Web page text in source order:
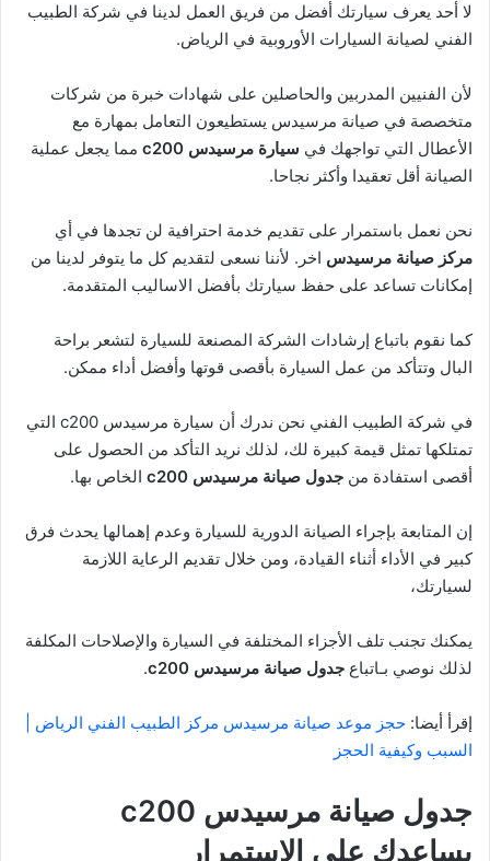
لا أحد يعرف سيارتك أفضل من فريق العمل لدينا في شركة الطبيب
الفني لصيانة السيارات الأوروبية في الرياض.
لأن الفنيين المدربين والحاصلين على شهادات خبرة من شركات
متخصصة في صيانة مرسيدس يستطيعون التعامل بمهارة مع
الأعطال التي تواجهك في سيارة مرسيدس c200
مما يجعل عملية
الصيانة أقل تعقيدا وأكثر نجاحا.
نحن نعمل باستمرار على تقديم خدمة احترافية لن تجدها في أي
مركز صيانة مرسيدس اخر. لأننا نسعى لتقديم كل ما يتوفر لدينا من
إمكانات تساعد على حفظ سيارتك بأفضل الاساليب المتقدمة.
كما نقوم باتباع إرشادات الشركة المصنعة للسيارة لتشعر براحة
البال وتتأكد من عمل السيارة بأقصى قوتها وأفضل أداء ممكن.
في شركة الطبيب الفني نحن ندرك أن سيارة مرسيدس c200 التي
تمتلكها تمثل قيمة كبيرة لك، لذلك نريد التأكد من الحصول على
أقصى استفادة من جدول صيانة مرسيدس c200 الخاص بها.
إن المتابعة بإجراء الصيانة الدورية للسيارة وعدم إهمالها يحدث فرق
كبير في الأداء أثناء القيادة، ومن خلال تقديم الرعاية اللازمة
لسيارتك،
يمكنك تجنب تلف الأجزاء المختلفة في السيارة والإصلاحات المكلفة
لذلك نوصي بـاتباع جدول صيانة مرسيدس c200 .
إقرأ أيضا: حجز موعد صيانة مرسيدس مركز الطبيب الفني الرياض |
السبب وكيفية الحجز
جدول صيانة مرسيدس c200
يساعدك على الاستمرار